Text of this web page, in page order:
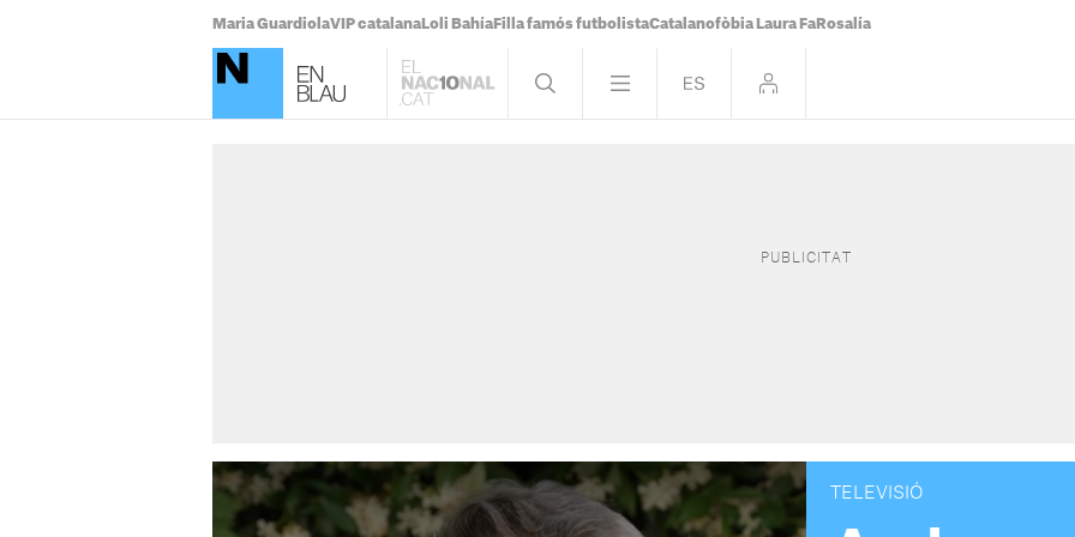
Maria GuardiolaVIP catalana Loli Bahía Filla famós futbolistaCatalanofòbia Laura Fa Rosalía
TELEVISIÓ